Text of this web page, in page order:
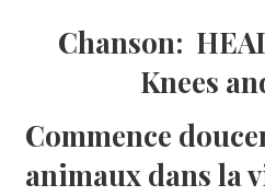
Chanson:
Knees
Commence
animaux dans la